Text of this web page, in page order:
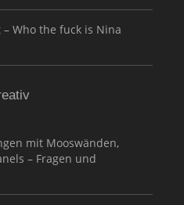
Who the fuck is Nina
mit Mooswänden,
– Fragen und